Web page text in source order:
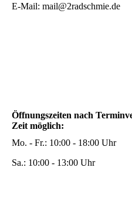
E-Mail: mail@2radschmie.de
Öffnungszeiten nach
Zeit möglich:
Mo. - Fr.: 10:00 - 18:00 Uhr
Sa.: 10:00 - 13:00 Uhr